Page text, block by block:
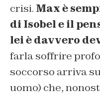
crisi. Max è
di Isobel e il
lei è davvero
farla soffrire
soccorso arriva
uomo) che,